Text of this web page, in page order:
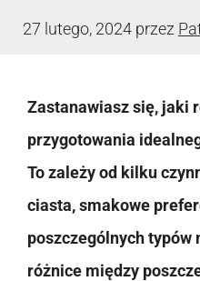
27 lutego, 2024 przez
Zastanawiasz się, jaki
przygotowania
To zależy od kilku
ciasta, smakowe
poszczególnych
różnice między